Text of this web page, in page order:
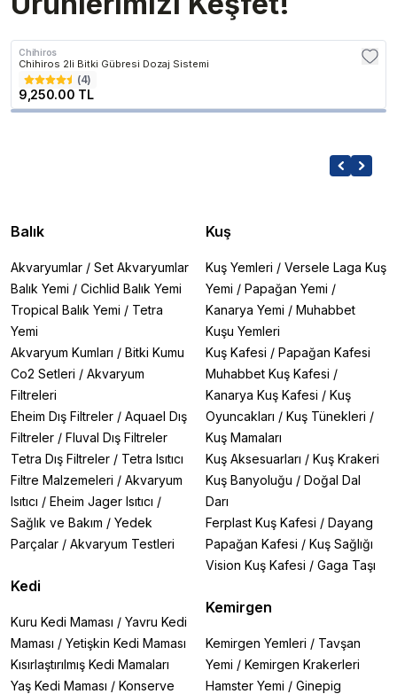
Chihiros
Chihiros 2li Bitki Gübresi Dozaj Sistemi
(4)
9,250.00 TL
Balık
Akvaryumlar / Set Akvaryumlar
Balık Yemi / Cichlid Balık Yemi
Tropical Balık Yemi / Tetra
Yemi
Akvaryum Kumları / Bitki Kumu
Co2 Setleri / Akvaryum
Filtreleri
Eheim Dış Filtreler / Aquael Dış
Filtreler / Fluval Dış Filtreler
Tetra Dış Filtreler / Tetra Isıtıcı
Filtre Malzemeleri / Akvaryum
Isıtıcı / Eheim Jager Isıtıcı /
Sağlık ve Bakım / Yedek
Parçalar / Akvaryum Testleri
Kedi
Kuru Kedi Maması / Yavru Kedi
Maması / Yetişkin Kedi Maması
Kısırlaştırılmış Kedi Mamaları
Yaş Kedi Maması / Konserve
Kuş
Kuş Yemleri / Versele Laga Kuş
Yemi / Papağan Yemi /
Kanarya Yemi / Muhabbet
Kuşu Yemleri
Kuş Kafesi / Papağan Kafesi
Muhabbet Kuş Kafesi /
Kanarya Kuş Kafesi / Kuş
Oyuncakları / Kuş Tünekleri /
Kuş Mamaları
Kuş Aksesuarları / Kuş Krakeri
Kuş Banyoluğu / Doğal Dal
Darı
Ferplast Kuş Kafesi / Dayang
Papağan Kafesi / Kuş Sağlığı
Vision Kuş Kafesi / Gaga Taşı
Kemirgen
Kemirgen Yemleri / Tavşan
Yemi / Kemirgen Krakerleri
Hamster Yemi / Ginepig